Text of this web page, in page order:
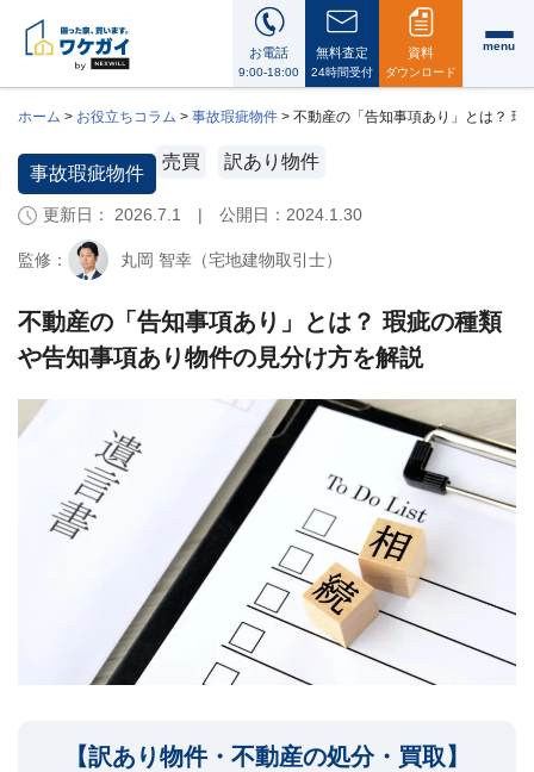
お電話
9:00-18:00
無料査定
24時間受付
資料
ダウンロード
menu
i
ワ
ケ
ガ
に
つ
い
案
内・
代
表
メ
あ
り
買
ホーム > お役立ちコラム > 事故瑕疵物件 > 不動産の「告知事項あり」とは？ 瑕
事故瑕疵物件
売買 訳あり物件
更新日： 2026.7.1 | 公開日： 2024.1.30
監修： 丸岡 智幸（宅地建物取引士）
不動産の「告知事項あり」とは？ 瑕疵の種類
や告知事項あり物件の見分け方を解説
【訳あり物件・不動産の処分・買取】